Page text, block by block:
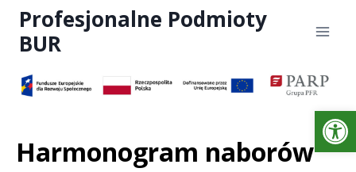
Profesjonalne Podmioty
BUR
Harmonogram naborów